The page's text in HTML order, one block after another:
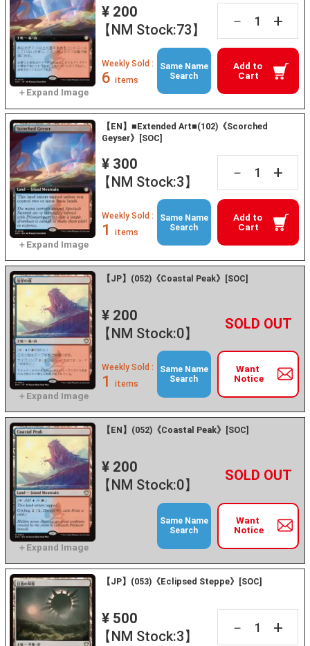
¥ 200
【NM Stock:73】
－ +
Add to
Cart
Weekly Sold :
6 items
Same Name
Search
【EN】■Extended Art■(102)《Scorched
Geyser》[SOC]
¥ 300
【NM Stock:3】
－ +
Add to
Cart
Weekly Sold :
1 items
Same Name
Search
【JP】(052)《Coastal Peak》[SOC]
¥ 200
【NM Stock:0】
－ +
Want
Notice
Weekly Sold :
1 items
Same Name
Search
【EN】(052)《Coastal Peak》[SOC]
¥ 200
【NM Stock:0】
－ +
Want
Notice
Same Name
Search
【JP】(053)《Eclipsed Steppe》[SOC]
¥ 500
【NM Stock:3】
－ +